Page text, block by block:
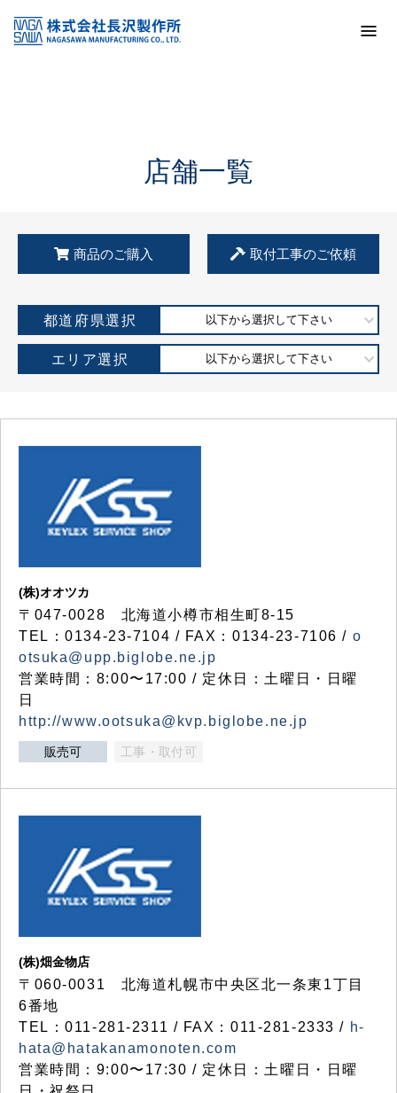
KSS加盟店・取扱店情報
店舗一覧
店舗一覧
商品のご購入 取付工事のご依頼
都道府県選択 以下から選択して下さい
エリア選択 以下から選択して下さい
(株)オオツカ
〒047-0028 北海道小樽市相生町8-15
TEL：0134-23-7104 / FAX：0134-23-7106 / o
otsuka@upp.biglobe.ne.jp
営業時間：8:00〜17:00 / 定休日：土曜日・日曜
日
http://www.ootsuka@kvp.biglobe.ne.jp
販売可 工事・取付可
(株)畑金物店
〒060-0031 北海道札幌市中央区北一条東1丁目
6番地
TEL：011-281-2311 / FAX：011-281-2333 / h-
hata@hatakanamonoten.com
営業時間：9:00〜17:30 / 定休日：土曜日・日曜